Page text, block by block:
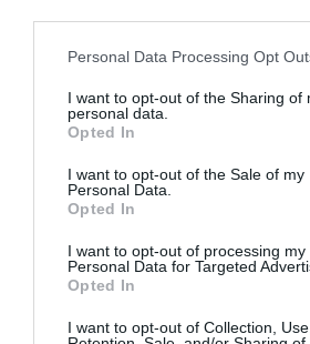
Please note that this website/app uses
not limited to your visit or usage
grant or deny consent to Google and
use your data for below specified
consent section.
Personal Data Processing Opt
I want to opt-out of the Sharing of
personal data.
Opted In
I want to opt-out of the Sale of my
Personal Data.
Opted In
I want to opt-out of processing my
Personal Data for Targeted
Opted In
I want to opt-out of Collection, Use,
A hercegnő jelenléte a
feltűnést keltett. Többen azt
mások pedig azt emelték ki,
és összeszedetten viselkedett a
rajongói reakciók alapján
benne a királyi család egyik új
közönségkedvencét.